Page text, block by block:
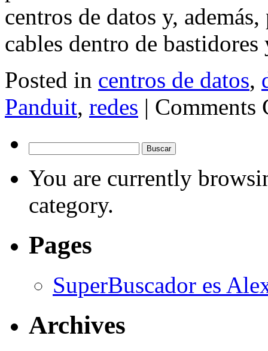
centros de datos y,
cables dentro de
Posted in centros de datos,
Panduit, redes | Comments
You are currently
category.
Pages
SuperBuscador es
Archives